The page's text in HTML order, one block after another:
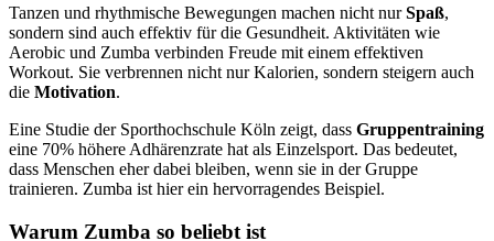
Tanzen und rhythmische Bewegungen machen nicht nurSpaß,
sondern sind auch effektiv für die Gesundheit. Aktivitäten wie
Aerobic und Zumba verbinden Freude mit einem effektiven
Workout. Sie verbrennen nicht nur Kalorien, sondern steigern auch
die Motivation.
Eine Studie der Sporthochschule Köln zeigt, dass Gruppentraining
eine 70% höhere Adhärenzrate hat als Einzelsport. Das bedeutet,
dass Menschen eher dabei bleiben, wenn sie in der Gruppe
trainieren. Zumba ist hier ein hervorragendes Beispiel.
Warum Zumba so beliebt ist